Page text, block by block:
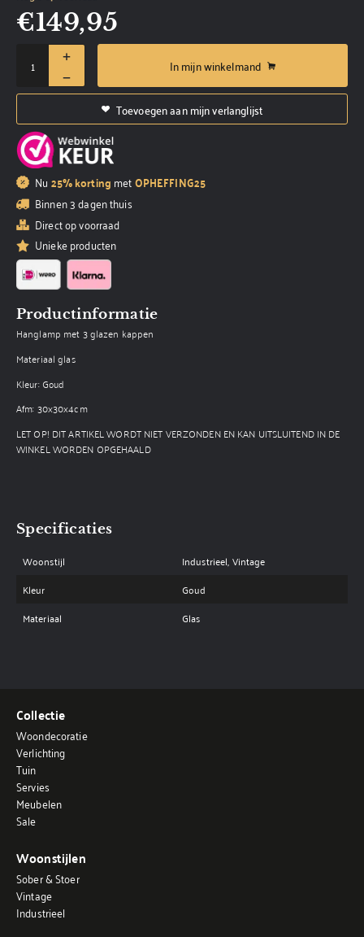
€149,95
In mijn winkelmand
Toevoegen aan mijn verlanglijst
Nu 25% korting metOPHEFFING25
Binnen 3 dagen thuis
Direct op voorraad
Unieke producten
Productinformatie
Hanglamp met 3 glazen kappen
Materiaal glas
Kleur: Goud
Afm: 30x30x4cm
LET OP! DIT ARTIKEL WORDT NIET VERZONDEN EN KAN UITSLUITEND IN DE
WINKEL WORDEN OPGEHAALD
Specificaties
Woonstijl
Industrieel, Vintage
Kleur
Goud
Materiaal
Glas
Collectie
Woondecoratie
Verlichting
Tuin
Servies
Meubelen
Sale
Woonstijlen
Sober & Stoer
Vintage
Industrieel